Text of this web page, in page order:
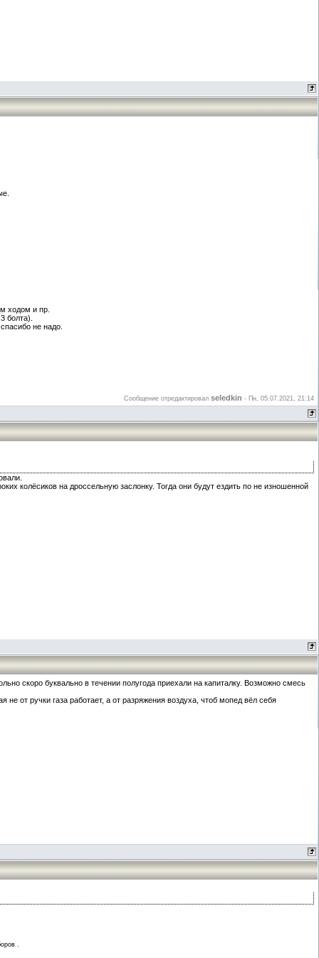
ходом и пр.
болта).
не надо.
Сообщение отредактировал seledkin - Пн, 05.07.2021, 21:14
колёсиков на дроссельную заслонку. Тогда они будут ездить по не изношенной
скоро буквально в течении полугода приехали на капиталку. Возможно смесь
от ручки газа работает, а от разряжения воздуха, чтоб мопед вёл себя
.